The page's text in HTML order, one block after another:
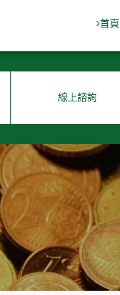
首頁
線上諮詢